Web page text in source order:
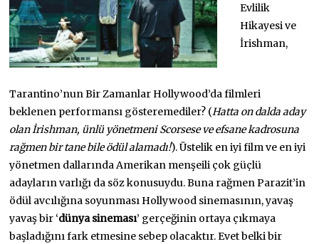
Evlilik
Hikayesi ve
İrishman,
Tarantino’nun Bir Zamanlar Hollywood’da filmleri
beklenen performansı gösteremediler? (Hatta on dalda aday
olan İrishman, ünlü yönetmeni Scorsese ve efsane kadrosuna
rağmen bir tane bile ödül alamadı!). Üstelik en iyi film ve en iyi
yönetmen dallarında Amerikan menşeili çok güçlü
adayların varlığı da söz konusuydu. Buna rağmen Parazit’in
ödül avcılığına soyunması Hollywood sinemasının, yavaş
yavaş bir ‘dünya sineması’ gerçeğinin ortaya çıkmaya
başladığını fark etmesine sebep olacaktır. Evet belki bir